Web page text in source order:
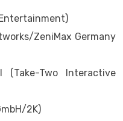
ZeniMax Germany
(Take-Two Interactive
2K)